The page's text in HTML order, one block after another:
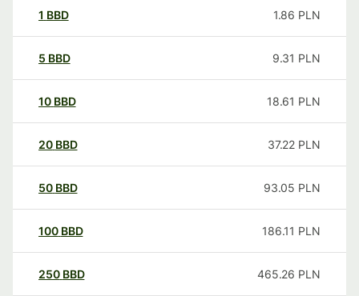
1 BBD 1.86 PLN
5 BBD 9.31 PLN
10 BBD 18.61 PLN
20 BBD 37.22 PLN
50 BBD 93.05 PLN
100 BBD 186.11 PLN
250 BBD 465.26 PLN